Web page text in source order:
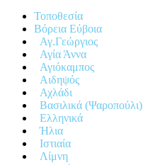
Τοποθεσία
Βόρεια Εύβοια
Αγ.Γεώργιος
Αγία Άννα
Αγιόκαμπος
Αιδηψός
Αχλάδι
Βασιλικά (Ψαροπούλι)
Ελληνικά
Ήλια
Ιστιαία
Λίμνη